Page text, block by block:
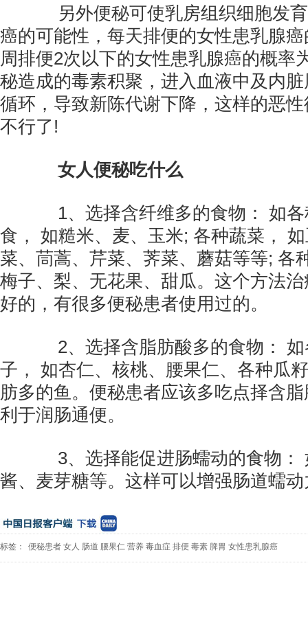
另外便秘可使乳房组织细胞发育
癌的可能性，每天排便的女性患乳腺
周排便2次以下的女性患乳腺癌的概率
秘造成的毒素积聚，进入血液中及内
循环，导致新陈代谢下降，这样的恶
不行了!
女人便秘吃什么
1、选择含纤维多的食物： 如各
食， 如糙米、麦、玉米; 各种蔬菜，
菜、茼蒿、芹菜、荠菜、蘑菇等等; 各
梅子、梨、无花果、甜瓜。这个方法
好的，有很多便秘患者使用过的。
2、选择含脂肪酸多的食物： 如
子， 如杏仁、核桃、腰果仁、各种瓜
肪多的鱼。便秘患者应该多吃点择含
利于润肠通便。
3、选择能促进肠蠕动的食物：
酱、麦芽糖等。这样可以增强肠道蠕
标签： 便秘患者 女人 肠道 腰果仁 营养 毒血症 排便 毒素 脾胃 女性患乳腺癌